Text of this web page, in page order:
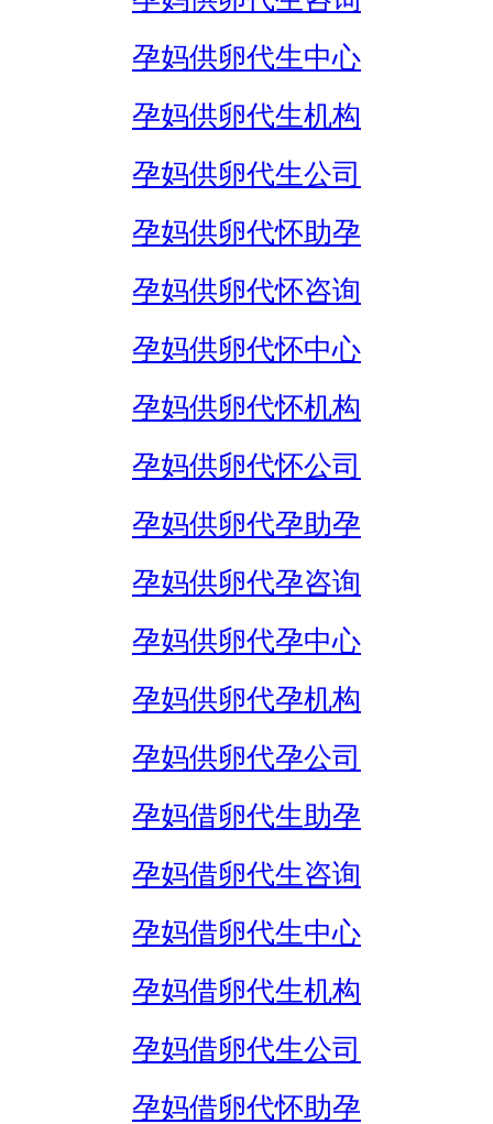
孕妈供卵代生中心
孕妈供卵代生机构
孕妈供卵代生公司
孕妈供卵代怀助孕
孕妈供卵代怀咨询
孕妈供卵代怀中心
孕妈供卵代怀机构
孕妈供卵代怀公司
孕妈供卵代孕助孕
孕妈供卵代孕咨询
孕妈供卵代孕中心
孕妈供卵代孕机构
孕妈供卵代孕公司
孕妈借卵代生助孕
孕妈借卵代生咨询
孕妈借卵代生中心
孕妈借卵代生机构
孕妈借卵代生公司
孕妈借卵代怀助孕